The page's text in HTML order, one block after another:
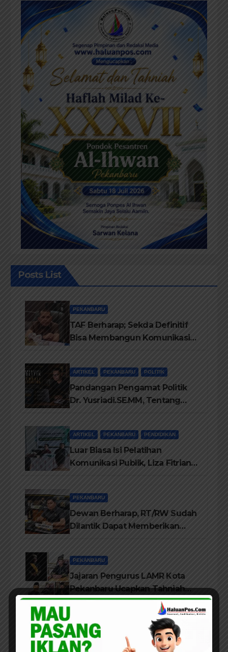
Posts List
PEKANBARU
TAF Berharap; Sekda Definitif
Bisa Membangun Komunikasi
ARTIKEL PEKANBARU POLITIK
Pandangan Pengamat Politik
Dr. Yusriadi.SE.MM, Tentang
ARTIKEL PEKANBARU PENDIDIKAN
Luar Biasa Isi Pelatihan
Komunikasi Publik, Liza Fitriani
PEKANBARU
Dewan Berharap, RT/RW Sudah
Dilantik Dapat Memberikan
PEKANBARU
Jajaran Pengurus LAMR Kota
Pekanbaru Ucapkan Tahniah
Hari Jadi Provinsi Riau Ke-69
Tahun
PEKANBARU
Wali Kota Agung Nugroho